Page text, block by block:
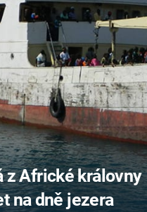
UFO A
MIMOZEMŠŤANÉ
UTAJENÉ PŘÍBĚHY
ČESKÝCH DĚJIN
ALTERNATIVNÍ
HISTORIE
z Africké královny
na dně jezera